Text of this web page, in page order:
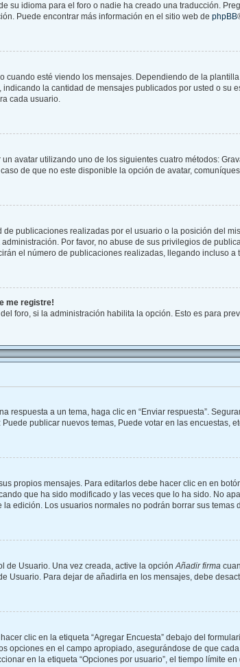
su idioma para el foro o nadie ha creado una traducción.
Puede encontrar más información en el sitio web de phpBB
esté viendo los mensajes. Dependiendo de la
la cantidad de mensajes publicados por usted o su
cada usuario.
avatar utilizando uno de los siguientes cuatro métodos:
de que no este disponible la opción de avatar,
publicaciones realizadas por el usuario o la posición del
Por favor, no abuse de sus privilegios de
el número de publicaciones realizadas, llegando incluso
me registre!
foro, si la administración habilita la opción. Esto es para
respuesta a un tema, haga clic en “Enviar respuesta”.
publicar nuevos temas, Puede votar en las encuestas,
propios mensajes. Para editarlos debe hacer clic en en
que ha sido modificado y las veces que lo ha sido. No
edición. Los usuarios normales no podrán borrar sus
de Usuario. Una vez creada, active la opciónAñadir firma
Usuario. Para dejar de añadirla en los mensajes, debe
clic en la etiqueta “Agregar Encuesta” debajo del
opciones en el campo apropiado, asegurándose de que
en la etiqueta “Opciones por usuario”, el tiempo límite